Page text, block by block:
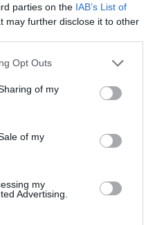
parties on the IAB’s List of
may further disclose it to other
Opt Outs
of my
of my
my
Advertising.
Skriv ut
per portion:
,Uppdaterat: 2024-09-30